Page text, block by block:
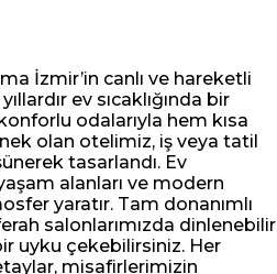
İzmir’in canlı ve hareketli
ev sıcaklığında bir
odalarıyla hem kısa
olan otelimiz, iş veya tatil
tasarlandı. Ev
alanları ve modern
yaratır. Tam donanımlı
salonlarımızda dinlenebilir
uyku çekebilirsiniz. Her
misafirlerimizin